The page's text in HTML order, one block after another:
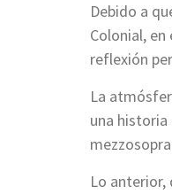
Debido a
Colonial,
reflexión
La
una
Lo anterior,